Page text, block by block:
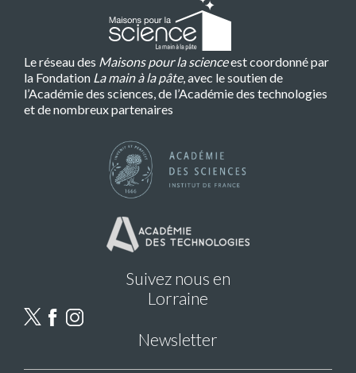
Le réseau des Maisons pour la scienceest coordonné par
la Fondation La main à la pâte, avec le soutien de
l’Académie des sciences, de l’Académie des technologies
et de nombreux partenaires
Suivez nous en
Lorraine
Newsletter